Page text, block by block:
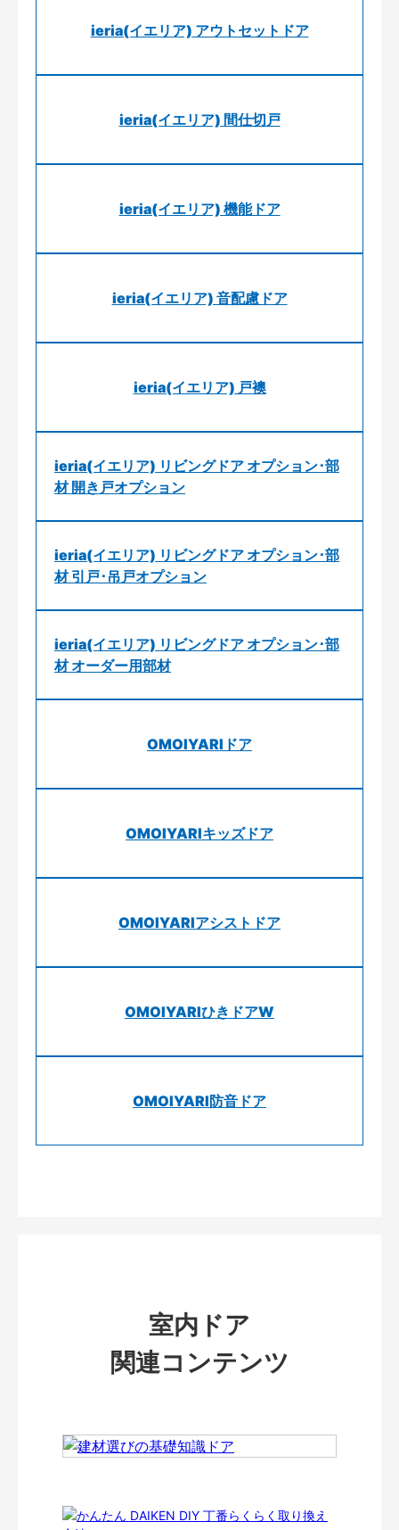
ieria(イエリア) アウトセットドア
ieria(イエリア) 間仕切戸
ieria(イエリア) 機能ドア
ieria(イエリア) 音配慮ドア
ieria(イエリア) 戸襖
ieria(イエリア) リビングドア オプション･部
材 開き戸オプション
ieria(イエリア) リビングドア オプション･部
材 引戸･吊戸オプション
ieria(イエリア) リビングドア オプション･部
材 オーダー用部材
OMOIYARIドア
OMOIYARIキッズドア
OMOIYARIアシストドア
OMOIYARIひきドアW
OMOIYARI防音ドア
室内ドア
関連コンテンツ